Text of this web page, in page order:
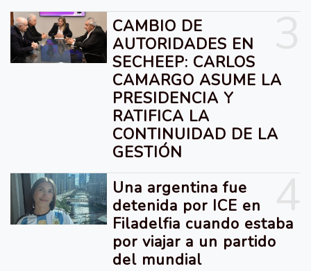
CAMBIO DE
AUTORIDADES EN
SECHEEP: CARLOS
CAMARGO ASUME LA
PRESIDENCIA Y
RATIFICA LA
CONTINUIDAD DE LA
GESTIÓN
Una argentina fue
detenida por ICE en
Filadelfia cuando estaba
por viajar a un partido
del mundial